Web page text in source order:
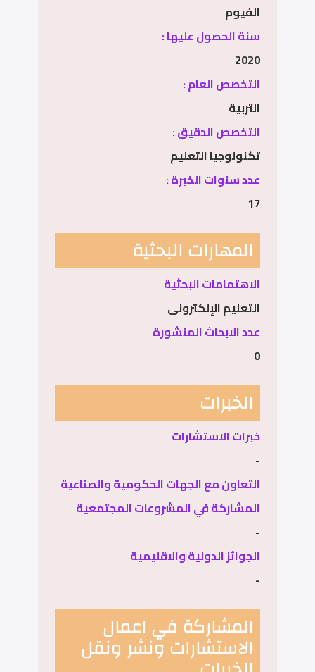
الفيوم
سنة الحصول عليها :
2020
التخصص العام :
التربية
التخصص الدقيق :
تكنولوجيا التعليم
عدد سنوات الخبرة :
17
المهارات البحثية
الاهتمامات البحثية
التعليم الإلكترونى
عدد الابحاث المنشورة
0
الخبرات
خبرات الاستشارات
-
التعاون مع الجهات الحكومية والصناعية
المشاركة في المشروعات المجتمعية
-
الجوائز الدولية والاقليمية
-
المشاركة في اعمال
الاستشارات ونشر ونقل